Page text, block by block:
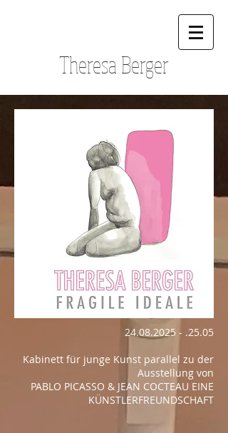
Theresa Berger
25.05. - 24.08.2025
Kabinett für junge Kunst parallel zu der
Ausstellung von
PABLO PICASSO & JEAN COCTEAU EINE
KÜNSTLERFREUNDSCHAFT